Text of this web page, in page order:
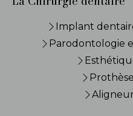
Implant
Parodontologie